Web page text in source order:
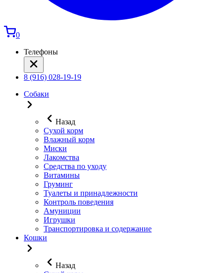
0
Телефоны
8 (916) 028-19-19
Собаки
Назад
Сухой корм
Влажный корм
Миски
Лакомства
Средства по уходу
Витамины
Груминг
Туалеты и принадлежности
Контроль поведения
Амуниции
Игрушки
Транспортировка и содержание
Кошки
Назад